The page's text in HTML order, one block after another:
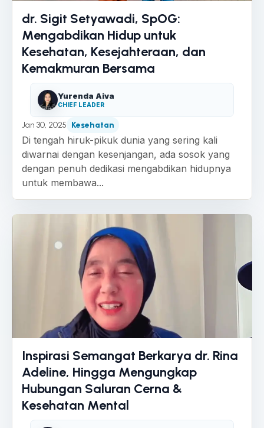
dr. Sigit Setyawadi, SpOG:
Mengabdikan Hidup untuk
Kesehatan, Kesejahteraan, dan
Kemakmuran Bersama
Yurenda Aiva
CHIEF LEADER
Jan 30, 2025 Kesehatan
Di tengah hiruk-pikuk dunia yang sering kali
diwarnai dengan kesenjangan, ada sosok yang
dengan penuh dedikasi mengabdikan hidupnya
untuk membawa...
Inspirasi Semangat Berkarya dr. Rina
Adeline, Hingga Mengungkap
Hubungan Saluran Cerna &
Kesehatan Mental